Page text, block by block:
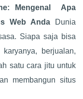
Mengenal Apa
Web Anda Dunia
Siapa saja bisa
berjualan,
satu cara jitu untuk
membangun situs